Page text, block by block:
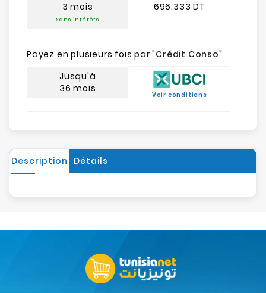
3 mois
Sans intérêts
696.333 DT
Payez en plusieurs fois par "Crédit Conso"
Jusqu'à
36 mois
Voir conditions
Description Détails